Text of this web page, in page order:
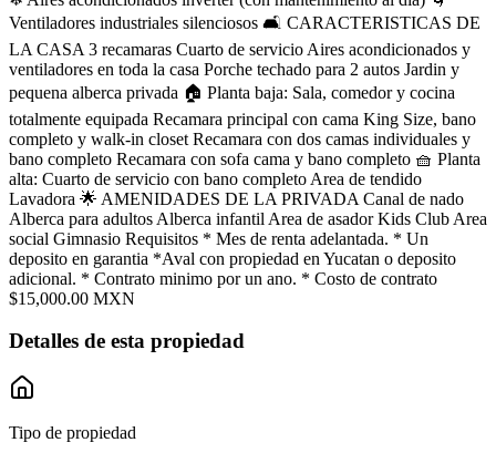
Ventiladores industriales silenciosos 🛋 CARACTERISTICAS DE
LA CASA 3 recamaras Cuarto de servicio Aires acondicionados y
ventiladores en toda la casa Porche techado para 2 autos Jardin y
pequena alberca privada 🏠 Planta baja: Sala, comedor y cocina
totalmente equipada Recamara principal con cama King Size, bano
completo y walk-in closet Recamara con dos camas individuales y
bano completo Recamara con sofa cama y bano completo 🧺 Planta
alta: Cuarto de servicio con bano completo Area de tendido
Lavadora 🌟 AMENIDADES DE LA PRIVADA Canal de nado
Alberca para adultos Alberca infantil Area de asador Kids Club Area
social Gimnasio Requisitos * Mes de renta adelantada. * Un
deposito en garantia *Aval con propiedad en Yucatan o deposito
adicional. * Contrato minimo por un ano. * Costo de contrato
$15,000.00 MXN
Detalles de esta propiedad
Tipo de propiedad